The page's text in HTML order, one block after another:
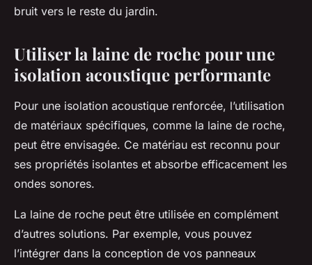
bruit vers le reste du jardin.
Utiliser la laine de roche pour une
isolation acoustique performante
Pour une isolation acoustique renforcée, l’utilisation
de matériaux spécifiques, comme la laine de roche,
peut être envisagée. Ce matériau est reconnu pour
ses propriétés isolantes et absorbe efficacement les
ondes sonores.
La laine de roche peut être utilisée en complément
d’autres solutions. Par exemple, vous pouvez
l’intégrer dans la conception de vos panneaux